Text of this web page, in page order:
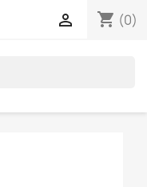
shopping_cart (0)
